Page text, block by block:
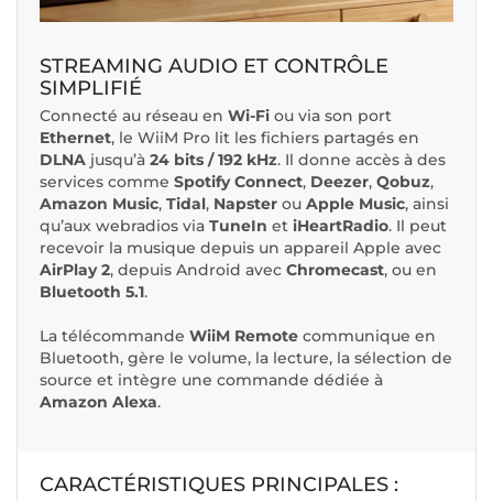
STREAMING AUDIO ET CONTRÔLE
SIMPLIFIÉ
Connecté au réseau en Wi-Fi ou via son port
Ethernet, le WiiM Pro lit les fichiers partagés en
DLNA jusqu’à 24 bits / 192 kHz. Il donne accès à des
services comme Spotify Connect, Deezer, Qobuz,
Amazon Music, Tidal, Napster ou Apple Music, ainsi
qu’aux webradios via TuneIn et iHeartRadio. Il peut
recevoir la musique depuis un appareil Apple avec
AirPlay 2, depuis Android avec Chromecast, ou en
Bluetooth 5.1.
La télécommande WiiM Remote communique en
Bluetooth, gère le volume, la lecture, la sélection de
source et intègre une commande dédiée à
Amazon Alexa.
CARACTÉRISTIQUES PRINCIPALES :